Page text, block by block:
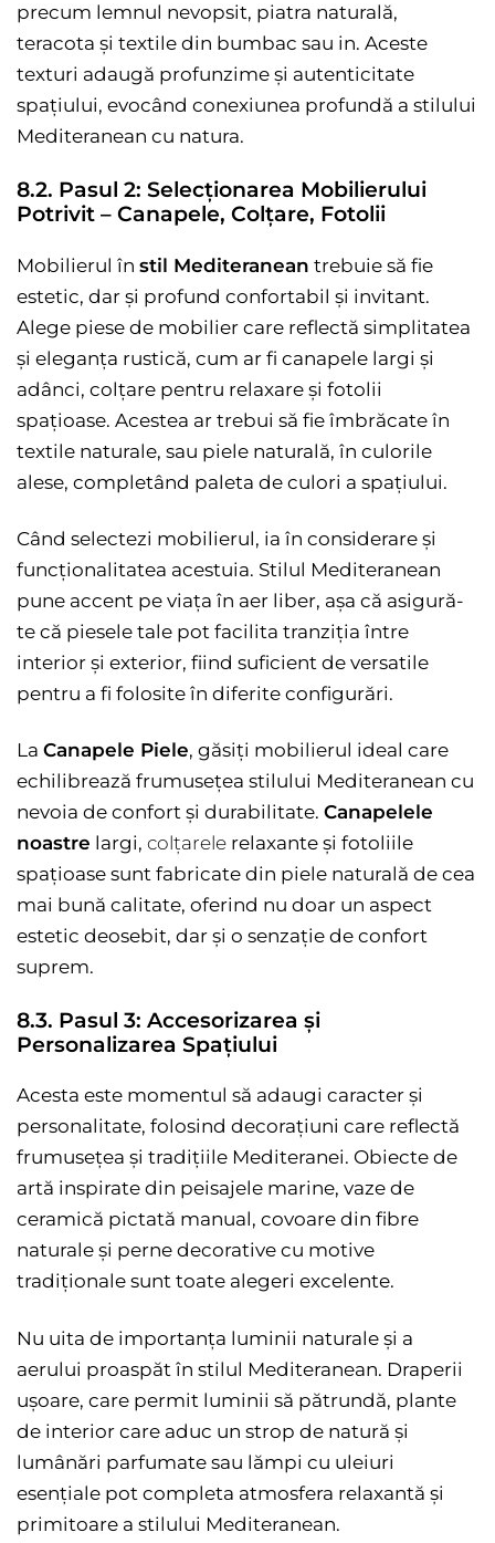
precum lemnul nevopsit, piatra naturală,
teracota și textile din bumbac sau in. Aceste
texturi adaugă profunzime și autenticitate
spațiului, evocând conexiunea profundă a stilului
Mediteranean cu natura.
8.2. Pasul 2: Selecționarea Mobilierului
Potrivit – Canapele, Colțare, Fotolii
Mobilierul în stil Mediteranean trebuie să fie
estetic, dar și profund confortabil și invitant.
Alege piese de mobilier care reflectă simplitatea
și eleganța rustică, cum ar fi canapele largi și
adânci, colțare pentru relaxare și fotolii
spațioase. Acestea ar trebui să fie îmbrăcate în
textile naturale, sau piele naturală, în culorile
alese, completând paleta de culori a spațiului.
Când selectezi mobilierul, ia în considerare și
funcționalitatea acestuia. Stilul Mediteranean
pune accent pe viața în aer liber, așa că asigură-
te că piesele tale pot facilita tranziția între
interior și exterior, fiind suficient de versatile
pentru a fi folosite în diferite configurări.
La Canapele Piele, găsiți mobilierul ideal care
echilibrează frumusețea stilului Mediteranean cu
nevoia de confort și durabilitate. Canapelele
noastre largi, colțarele relaxante și fotoliile
spațioase sunt fabricate din piele naturală de cea
mai bună calitate, oferind nu doar un aspect
estetic deosebit, dar și o senzație de confort
suprem.
8.3. Pasul 3: Accesorizarea și
Personalizarea Spațiului
Acesta este momentul să adaugi caracter și
personalitate, folosind decorațiuni care reflectă
frumusețea și tradițiile Mediteranei. Obiecte de
artă inspirate din peisajele marine, vaze de
ceramică pictată manual, covoare din fibre
naturale și perne decorative cu motive
tradiționale sunt toate alegeri excelente.
Nu uita de importanța luminii naturale și a
aerului proaspăt în stilul Mediteranean. Draperii
ușoare, care permit luminii să pătrundă, plante
de interior care aduc un strop de natură și
lumânări parfumate sau lămpi cu uleiuri
esențiale pot completa atmosfera relaxantă și
primitoare a stilului Mediteranean.